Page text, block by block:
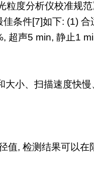
度分析仪校准规
条件[7]如下: (1)
超声5 min, 静止1
小、扫描速度快
值, 检测结果可以在